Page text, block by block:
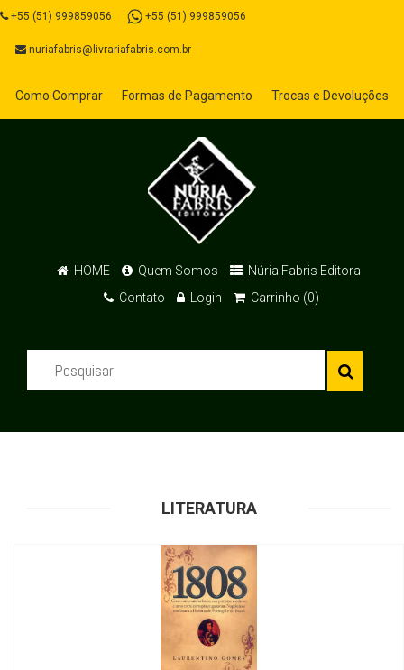
+55 (51) 999859056 +55 (51) 999859056
nuriafabris@livrariafabris.com.br
Como Comprar Formas de Pagamento Trocas e Devoluções
HOME Quem Somos
Núria Fabris Editora
Contato
Login Carrinho (0)
LITERATURA